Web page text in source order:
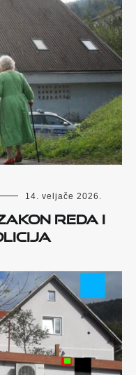
14. veljače 2026.
reda i